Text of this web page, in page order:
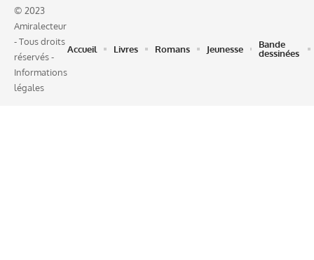
© 2023
Amiralecteur
- Tous droits
réservés -
Informations
légales
Accueil Livres Romans Jeunesse
Bande
dessinées